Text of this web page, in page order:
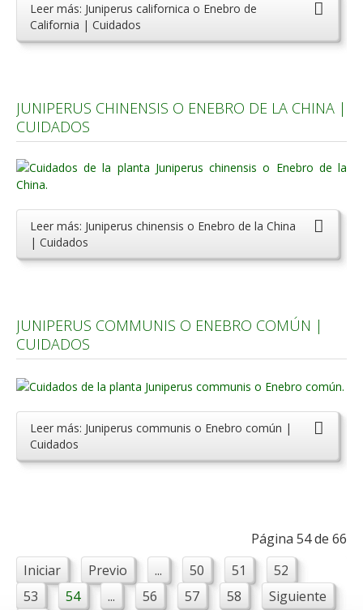
Leer más: Juniperus californica o Enebro de
California | Cuidados
JUNIPERUS CHINENSIS O ENEBRO DE LA CHINA |
CUIDADOS
Leer más: Juniperus chinensis o Enebro de la China
| Cuidados
JUNIPERUS COMMUNIS O ENEBRO COMÚN |
CUIDADOS
Leer más: Juniperus communis o Enebro común |
Cuidados
Página 54 de 66
Iniciar
Previo ... 50 51
52
53
54 ... 56 57 58 Siguiente